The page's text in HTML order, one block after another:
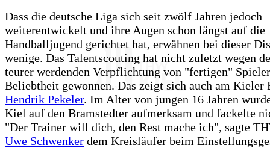
Dass die deutsche Liga sich seit zwölf Jahren jedoch
weiterentwickelt und ihre Augen schon längst auf die
Handballjugend gerichtet hat, erwähnen bei dieser
wenige. Das Talentscouting hat nicht zuletzt wegen
teurer werdenden Verpflichtung von "fertigen"
Beliebtheit gewonnen. Das zeigt sich auch am Kieler
Hendrik Pekeler. Im Alter von jungen 16 Jahren
Kiel auf den Bramstedter aufmerksam und fackelte
"Der Trainer will dich, den Rest mache ich", sagte
Uwe Schwenker dem Kreisläufer beim